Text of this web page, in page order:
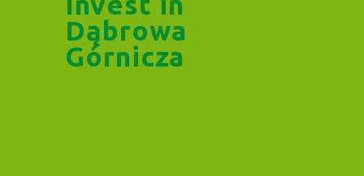
Dąbrowa
Górnicza